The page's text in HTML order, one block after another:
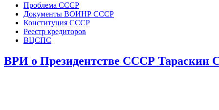
Проблема СССР
Документы ВОИНР СССР
Конституция СССР
Реестр кредиторов
ВЦСПС
ВРИ о Президентстве СССР Тараскин